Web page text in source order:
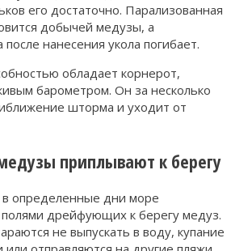
его достаточно. Парализованная
добычей медузы, а
после нанесения укола погибает.
обладает корнерот,
барометром. Он за несколько
шторма и уходит от
приплывают к берегу
определенные дни море
дрейфующих к берегу медуз.
не выпускать в воду, купание